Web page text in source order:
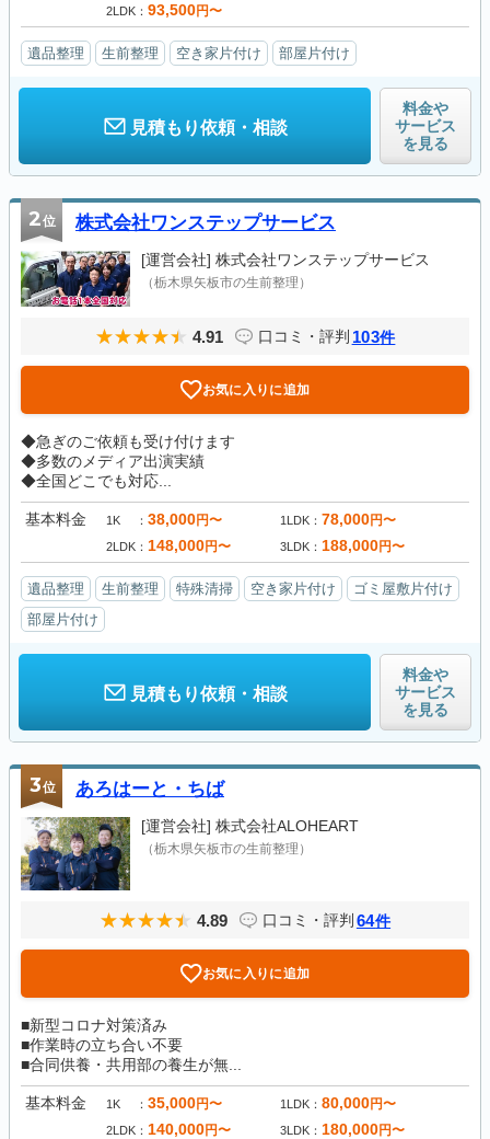
2LDK 93,500円〜
遺品整理 生前整理 空き家片付け 部屋片付け
見積もり依頼・相談
料金や
サービス
を見る
2位 株式会社ワンステップサービス
[運営会社] 株式会社ワンステップサービス
（栃木県矢板市の生前整理）
4.91 口コミ・評判 103件
お気に入りに追加
◆急ぎのご依頼も受け付けます
◆多数のメディア出演実績
◆全国どこでも対応...
基本料金 1K 38,000円〜 1LDK 78,000円〜
2LDK 148,000円〜 3LDK 188,000円〜
遺品整理 生前整理 特殊清掃 空き家片付け
ゴミ屋敷片付け
部屋片付け
見積もり依頼・相談
料金や
サービス
を見る
3位 あろはーと・ちば
[運営会社] 株式会社ALOHEART
（栃木県矢板市の生前整理）
4.89 口コミ・評判 64件
お気に入りに追加
■新型コロナ対策済み
■作業時の立ち合い不要
■合同供養・共用部の養生が無...
基本料金 1K 35,000円〜 1LDK 80,000円〜
2LDK 140,000円〜 3LDK 180,000円〜